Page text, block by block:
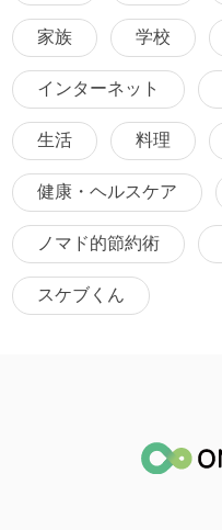
家族 学校
インターネット
生活 料理
健康・ヘルスケア
ノマド的節約術
スケブくん